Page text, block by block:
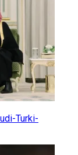
Turki-